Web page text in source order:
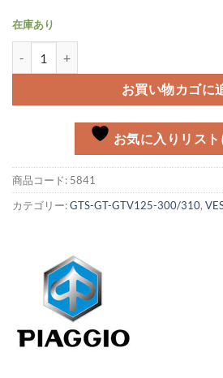
在庫あり
お買い物カゴに
お気に入りリス
商品コード: 5841
カテゴリー:GTS-GT-GTV125-300/310,